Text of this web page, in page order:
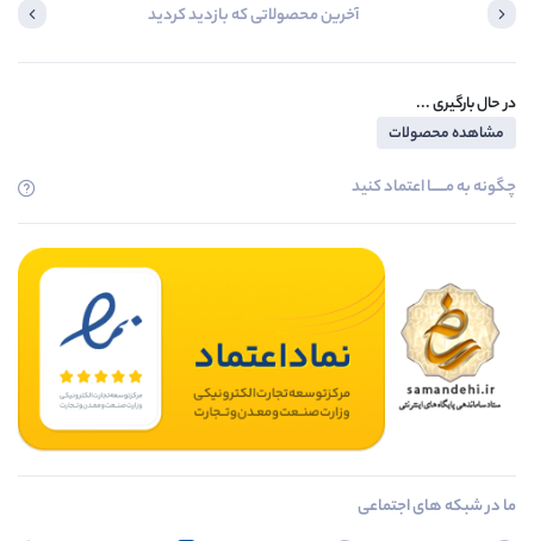
آخرین محصولاتی که بازدید کردید
در حال بارگیری ...
مشاهده محصولات
چگونه به مــــــا اعتماد کنید
ما در شبکه های اجتماعی